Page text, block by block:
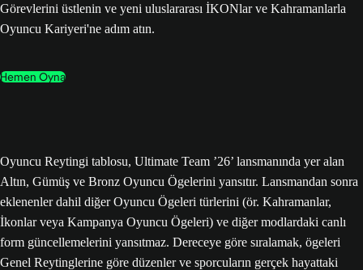
Görevlerini üstlenin ve yeni uluslararası İKONlar ve Kahramanlarla
Oyuncu Kariyeri'ne adım atın.
Hemen Oyna
Oyuncu Reytingi tablosu, Ultimate Team ’26’ lansmanında yer alan
Altın, Gümüş ve Bronz Oyuncu Ögelerini yansıtır. Lansmandan sonra
eklenenler dahil diğer Oyuncu Ögeleri türlerini (ör. Kahramanlar,
İkonlar veya Kampanya Oyuncu Ögeleri) ve diğer modlardaki canlı
form güncellemelerini yansıtmaz. Dereceye göre sıralamak, ögeleri
Genel Reytinglerine göre düzenler ve sporcuların gerçek hayattaki